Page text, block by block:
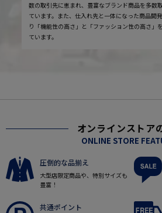
数の取引先に恵まれ、豊富なブランド商品を多数
ています。また、仕入れ先と一体になった商品開
り「機能性の高さ」と「ファッション性の高さ」
ています。
オンラインストア
ONLINE STORE
圧倒的な品揃え
大型店限定商品や、特別サイズも
豊富！
共通ポイント